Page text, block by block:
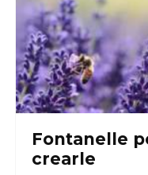
Fontanelle
crearle